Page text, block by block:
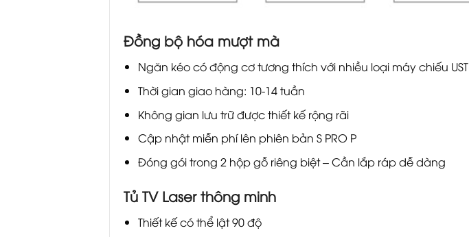
Đồng bộ hóa mượt mà
Ngăn kéo có động cơ tương thích với nhiều loại máy chiếu UST
Thời gian giao hàng: 10-14 tuần
Không gian lưu trữ được thiết kế rộng rãi
Cập nhật miễn phí lên phiên bản S PRO P
Đóng gói trong 2 hộp gỗ riêng biệt – Cần lắp ráp dễ dàng
Tủ TV Laser thông minh
Thiết kế có thể lật 90 độ